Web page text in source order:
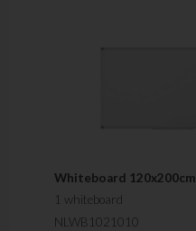
Whiteboard 120x200cm
1 whiteboard
NLWB1021010